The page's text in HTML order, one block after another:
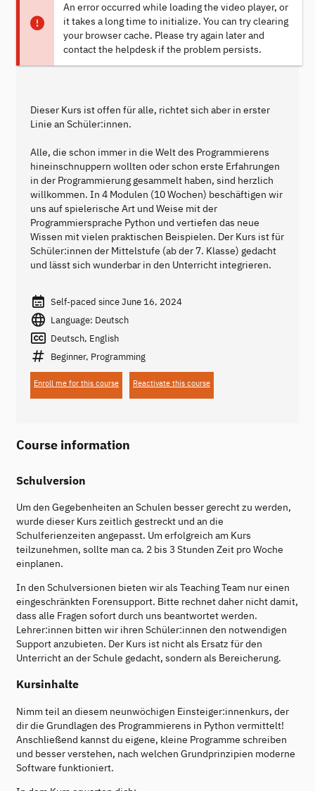
An error occurred while loading the video player, or
it takes a long time to initialize. You can try clearing
your browser cache. Please try again later and
contact the helpdesk if the problem persists.
Dieser Kurs ist offen für alle, richtet sich aber in erster
Linie an Schüler:innen.
Alle, die schon immer in die Welt des Programmierens
hineinschnuppern wollten oder schon erste Erfahrungen
in der Programmierung gesammelt haben, sind herzlich
willkommen. In 4 Modulen (10 Wochen) beschäftigen wir
uns auf spielerische Art und Weise mit der
Programmiersprache Python und vertiefen das neue
Wissen mit vielen praktischen Beispielen. Der Kurs ist für
Schüler:innen der Mittelstufe (ab der 7. Klasse) gedacht
und lässt sich wunderbar in den Unterricht integrieren.
Self-paced since June 16, 2024
Language: Deutsch
Deutsch, English
Beginner, Programming
Enroll me for this course Reactivate this course
Course information
Schulversion
Um den Gegebenheiten an Schulen besser gerecht zu werden,
wurde dieser Kurs zeitlich gestreckt und an die
Schulferienzeiten angepasst. Um erfolgreich am Kurs
teilzunehmen, sollte man ca. 2 bis 3 Stunden Zeit pro Woche
einplanen.
In den Schulversionen bieten wir als Teaching Team nur einen
eingeschränkten Forensupport. Bitte rechnet daher nicht damit,
dass alle Fragen sofort durch uns beantwortet werden.
Lehrer:innen bitten wir ihren Schüler:innen den notwendigen
Support anzubieten. Der Kurs ist nicht als Ersatz für den
Unterricht an der Schule gedacht, sondern als Bereicherung.
Kursinhalte
Nimm teil an diesem neunwöchigen Einsteiger:innenkurs, der
dir die Grundlagen des Programmierens in Python vermittelt!
Anschließend kannst du eigene, kleine Programme schreiben
und besser verstehen, nach welchen Grundprinzipien moderne
Software funktioniert.